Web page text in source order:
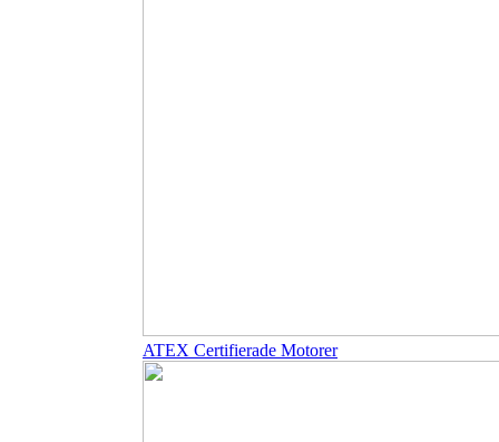
ATEX Certifierade Motorer